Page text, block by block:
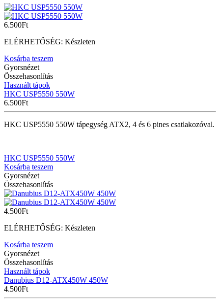
6.500Ft
ELÉRHETŐSÉG: Készleten
Kosárba teszem
Gyorsnézet
Összehasonlítás
Használt tápok
HKC USP5550 550W
6.500Ft
HKC USP5550 550W tápegység ATX2, 4 és 6 pines csatlakozóval.
HKC USP5550 550W
Kosárba teszem
Gyorsnézet
Összehasonlítás
4.500Ft
ELÉRHETŐSÉG: Készleten
Kosárba teszem
Gyorsnézet
Összehasonlítás
Használt tápok
Danubius D12-ATX450W 450W
4.500Ft